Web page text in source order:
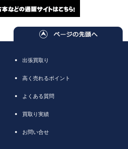
出張買取り
高く売れるポイント
よくある質問
買取り実績
お問い合せ